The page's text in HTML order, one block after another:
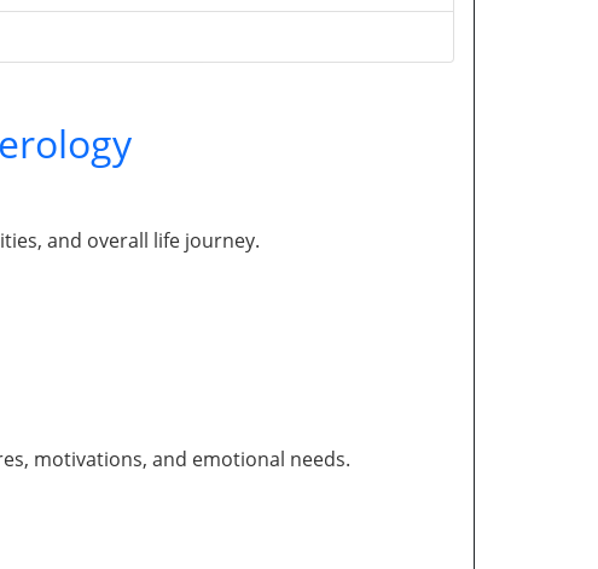
and overall life journey.
motivations, and emotional needs.